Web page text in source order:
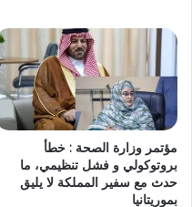
مؤتمر وزارة الصحة : خطأ
بروتوكولي و فشل تنظيمي، ما
حدث مع سفير المملكة لا يليق
بموريتانيا